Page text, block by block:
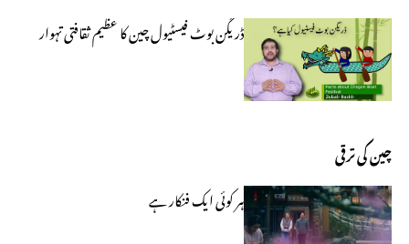
ڈریگن بوٹ فیسٹیول چین کا عظیم ثقافتی تہوار
چین کی ترقی
ہر کوئی ایک فنکار ہے